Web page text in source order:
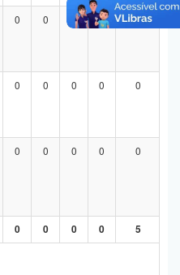
0 0 0 0 1
0 0 0 0 0
0 0 0 0 0
0 0 0 0 5